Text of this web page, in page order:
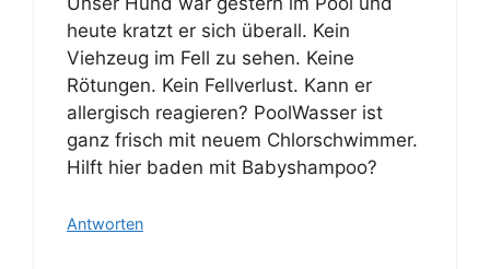
heute kratzt er sich überall. Kein
Viehzeug im Fell zu sehen. Keine
Rötungen. Kein Fellverlust. Kann er
allergisch reagieren? PoolWasser ist
ganz frisch mit neuem Chlorschwimmer.
Hilft hier baden mit Babyshampoo?
Antworten